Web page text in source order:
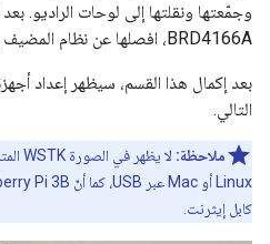
وجمّعتها ونقلتها إلى لوحات الراديو.
BRD4166A، افصلها عن نظام المضيف واربطها بجهاز Raspberry Pi.
التالي.
ملاحظة:
كابل إيثرنت.